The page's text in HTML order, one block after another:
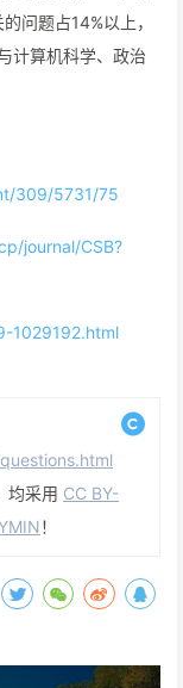
问题占14%以上，
计算机科学、政治
309/5731/75
journal/CSB?
1029192.html
均采用 CC BY-
！